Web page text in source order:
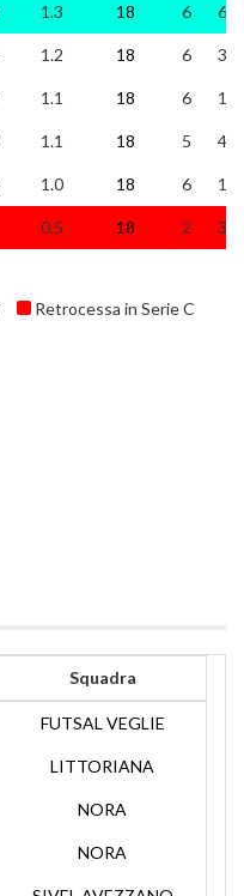
1.3 18 6 6
1.2 18 6 3
1.1 18 6 1
1.1 18 5 4
1.0 18 6 1
0.5 18 2 3
Retrocessa in Serie C
Squadra
FUTSAL VEGLIE
LITTORIANA
NORA
NORA